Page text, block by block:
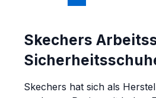
Skechers
Skechers hat sich als